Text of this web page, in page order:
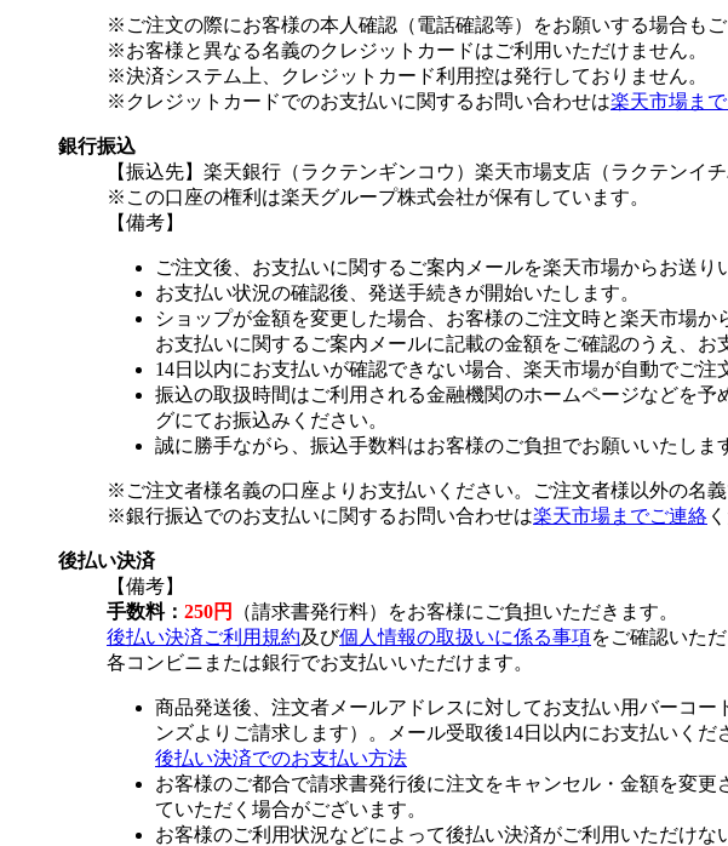
※ご注文の際にお客様の本人確認（電話確認等）をお願いする場合もご
※お客様と異なる名義のクレジットカードはご利用いただけません。
※決済システム上、クレジットカード利用控は発行しておりません。
※クレジットカードでのお支払いに関するお問い合わせは楽天市場ま
銀行振込
【振込先】楽天銀行（ラクテンギンコウ）楽天市場支店（ラクテンイ
※この口座の権利は楽天グループ株式会社が保有しています。
【備考】
ご注文後、お支払いに関するご案内メールを楽天市場からお送り
お支払い状況の確認後、発送手続きが開始いたします。
ショップが金額を変更した場合、お客様のご注文時と楽天市場
お支払いに関するご案内メールに記載の金額をご確認のうえ、お
14日以内にお支払いが確認できない場合、楽天市場が自動でご注
振込の取扱時間はご利用される金融機関のホームページなどを
グにてお振込みください。
誠に勝手ながら、振込手数料はお客様のご負担でお願いいたしま
※ご注文者様名義の口座よりお支払いください。ご注文者様以外の名
※銀行振込でのお支払いに関するお問い合わせは楽天市場までご連絡
後払い決済
【備考】
手数料： 250円
（請求書発行料）をお客様にご負担いただきます。
後払い決済ご利用規約及び個人情報の取扱いに係る事項をご確認いた
各コンビニまたは銀行でお支払いいただけます。
商品発送後、注文者メールアドレスに対してお支払い用バーコ
ンズよりご請求します）。メール受取後14日以内にお支払いくだ
後払い決済でのお支払い方法
お客様のご都合で請求書発行後に注文をキャンセル・金額を変
ていただく場合がございます。
お客様のご利用状況などによって後払い決済がご利用いただけ